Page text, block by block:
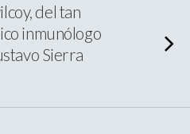
del tan
inmunólogo
Sierra